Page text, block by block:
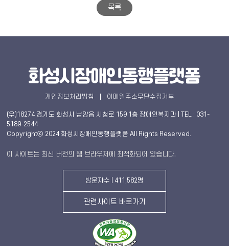
목록
개인정보처리방침 이메일주소무단수집거부
(우)18274 경기도 화성시 남양읍 시청로 159 1층 장애인복지과 | TEL : 031-
5189-2544
Copyrightⓒ 2024 화성시장애인동행플랫폼 All Rights Reserved.
이 사이트는 최신 버전의 웹 브라우저에 최적화되어 있습니다.
방문자수 | 411,582명
관련사이트 바로가기